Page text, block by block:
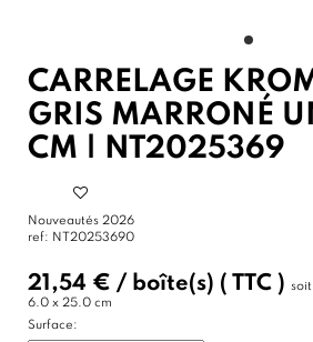
CARRELAGE
GRIS MARRONÉ
CM | NT2025369
Nouveautés 2026
ref: NT20253690
21,54 € / boîte(s) ( TTC ) soit
6.0 x 25.0 cm
Surface: